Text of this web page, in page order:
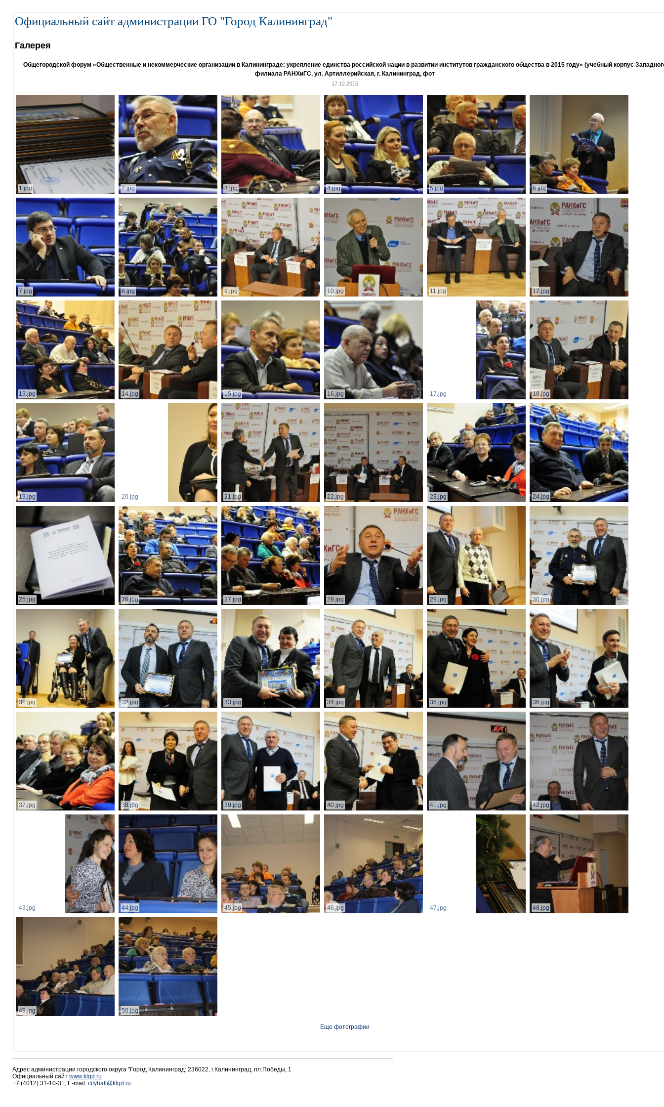
Официальный сайт администрации ГО "Город Калининград"
Галерея
Общегородской форум «Общественные и некоммерческие организации в Калининграде: укрепление единства российской нации в развитии институтов гражданского общества в 2015 году» (учебный корпус
филиала РАНХиГС, ул. Артиллерийская, г. Калининград, фот
17.12.2015
1.jpg 2.jpg 3.jpg 4.jpg 5.jpg 6.jpg
7.jpg 8.jpg 9.jpg 10.jpg 11.jpg 12.jpg
13.jpg 14.jpg 15.jpg 16.jpg 17.jpg 18.jpg
19.jpg 20.jpg 21.jpg 22.jpg 23.jpg 24.jpg
25.jpg 26.jpg 27.jpg 28.jpg 29.jpg 30.jpg
31.jpg 32.jpg 33.jpg 34.jpg 35.jpg 36.jpg
37.jpg 38.jpg 39.jpg 40.jpg 41.jpg 42.jpg
43.jpg 44.jpg 45.jpg 46.jpg 47.jpg 48.jpg
49.jpg 50.jpg
Еще фотографии
Адрес администрации городского округа "Город Калининград: 236022, г.Калининград, пл.Победы, 1
Официальный сайт www.klgd.ru
+7 (4012) 31-10-31, E-mail: cityhall@klgd.ru